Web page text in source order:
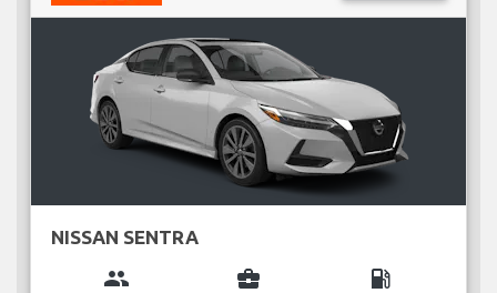
NISSAN SENTRA
group business_center local_gas_station